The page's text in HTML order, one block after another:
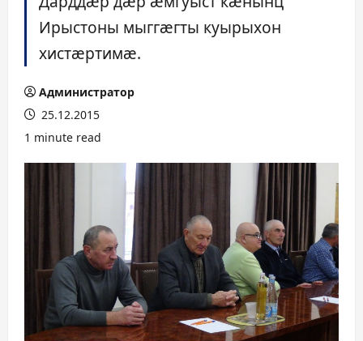
Ирыстоны мыггæгты куырыхон
хистæртимæ.
Администратор
25.12.2015
1 minute read